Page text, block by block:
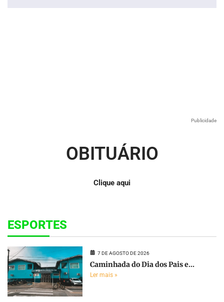
Publicidade
OBITUÁRIO
Clique aqui
ESPORTES
7 DE AGOSTO DE 2026
Caminhada do Dia dos Pais e...
Ler mais »